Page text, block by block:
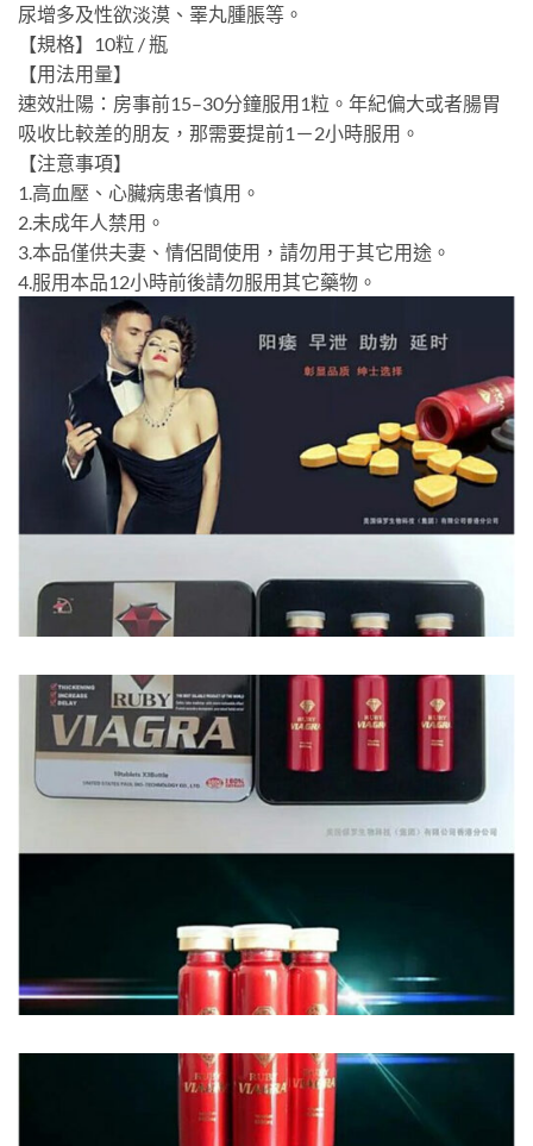
尿增多及性欲淡漠、睪丸腫脹等。
【規格】10粒 / 瓶
【用法用量】
速效壯陽：房事前15–30分鐘服用1粒。年紀偏大或者腸胃
吸收比較差的朋友，那需要提前1－2小時服用。
【注意事項】
1.高血壓、心臟病患者慎用。
2.未成年人禁用。
3.本品僅供夫妻、情侶間使用，請勿用于其它用途。
4.服用本品12小時前後請勿服用其它藥物。